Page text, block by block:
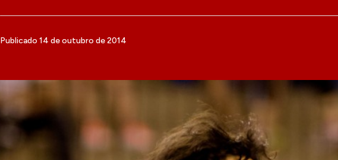
Publicado 14 de outubro de 2014